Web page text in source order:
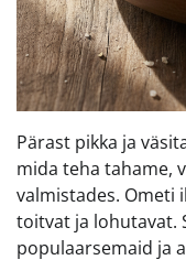
Pärast pikka ja
mida teha tahame,
valmistades. Ometi
toitvat ja lohutavat.
populaarsemaid ja